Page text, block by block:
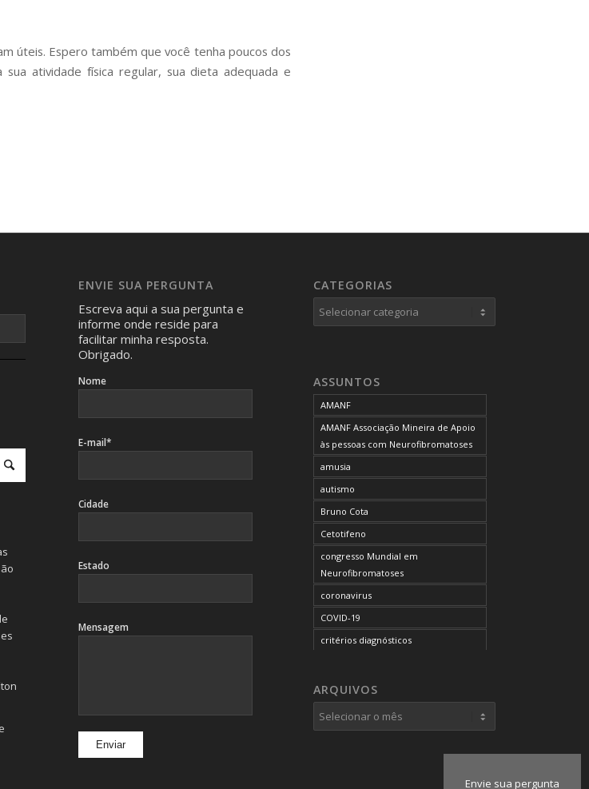
Envie sua pergunta
úteis. Espero também que você tenha poucos dos
atividade física regular, sua dieta adequada e
ENVIE SUA PERGUNTA
Escreva aqui a sua pergunta e
informe onde reside para
facilitar minha resposta.
Obrigado.
Nome
E-mail*
Cidade
Estado
Mensagem
CATEGORIAS
Categorias
ASSUNTOS
AMANF
AMANF Associação Mineira de Apoio
às pessoas com Neurofibromatoses
amusia
autismo
Bruno Cota
Cetotifeno
congresso Mundial em
Neurofibromatoses
coronavirus
COVID-19
critérios diagnósticos
curso de capacitação
auditivo
ARQUIVOS